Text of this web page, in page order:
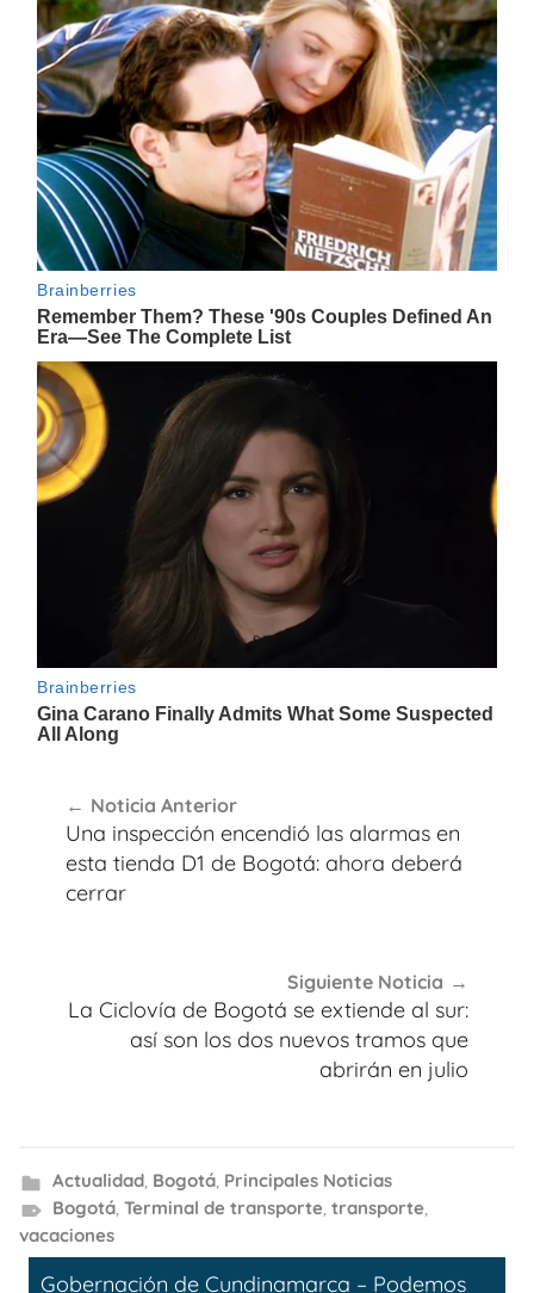
de
entradas
Noticia Anterior
Una inspección encendió las alarmas en
esta tienda D1 de Bogotá: ahora deberá
cerrar
Siguiente Noticia
La Ciclovía de Bogotá se extiende al sur:
así son los dos nuevos tramos que
abrirán en julio
Actualidad, Bogotá, Principales Noticias
Bogotá, Terminal de transporte, transporte,
vacaciones
Gobernación de Cundinamarca – Podemos